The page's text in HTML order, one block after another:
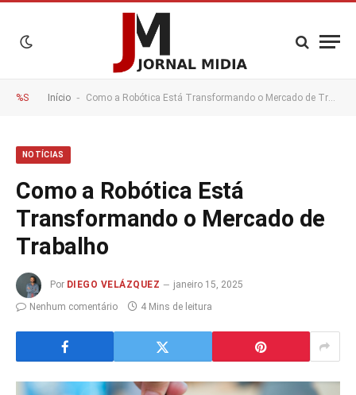
%S Início - Como a Robótica Está Transformando o Mercado de Trabalho
NOTÍCIAS
Como a Robótica Está
Transformando o Mercado de
Trabalho
Por DIEGO VELÁZQUEZ
janeiro 15, 2025
Nenhum comentário
4 Mins de leitura